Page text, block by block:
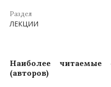
Раздел
ЛЕКЦИИ
Наиболее читаемые
(авторов)